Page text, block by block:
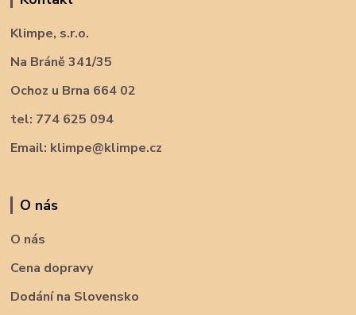
Klimpe, s.r.o.
Na Bráně 341/35
Ochoz u Brna 664 02
tel: 774 625 094
Email: klimpe@klimpe.cz
O nás
O nás
Cena dopravy
Dodání na Slovensko